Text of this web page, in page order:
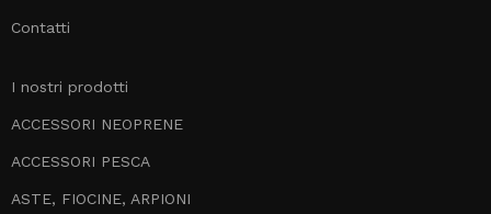
Contatti
I nostri prodotti
ACCESSORI NEOPRENE
ACCESSORI PESCA
ASTE, FIOCINE, ARPIONI